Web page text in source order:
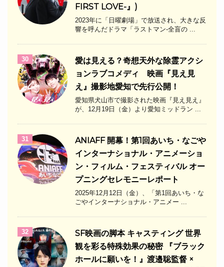
FIRST LOVE-』)
2023年に「日曜劇場」で放送され、大きな反
響を呼んだドラマ「ラストマン-全盲の ...
30
愛は見える？奇想天外な除霊アクシ
ョンラブコメディ 映画『見え見
え』撮影地愛知で先行公開！
愛知県犬山市で撮影された映画『見え見え』
が、12月19日（金）より愛知ミッドラン ...
31
ANIAFF 開幕！第1回あいち・なごや
インターナショナル・アニメーショ
ン・フィルム・フェスティバル オー
プニングセレモニーレポート
2025年12月12日（金）、「第1回あいち・な
ごやインターナショナル・アニメー ...
32
SF映画の脚本 キャスティング 世界
観を彩る特殊効果の秘密 『ブラック
ホールに願いを！』渡邉聡監督 ×